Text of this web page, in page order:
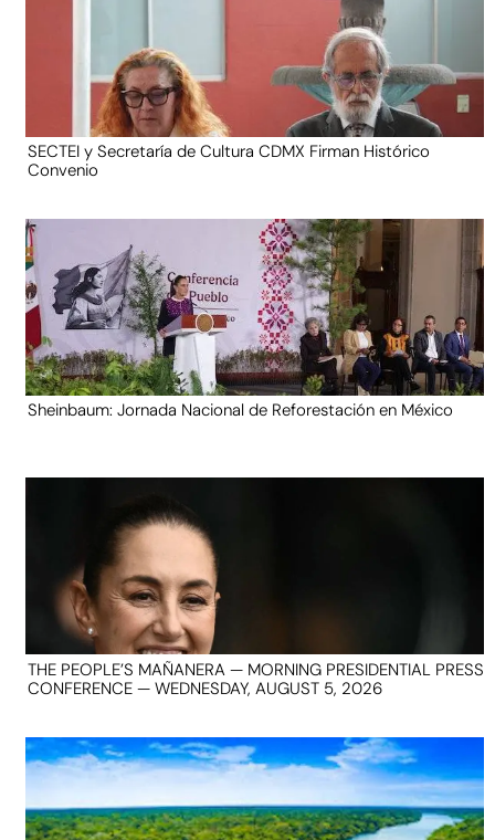
SECTEI y Secretaría de Cultura CDMX Firman Histórico
Convenio
Sheinbaum: Jornada Nacional de Reforestación en México
THE PEOPLE’S MAÑANERA — MORNING PRESIDENTIAL PRESS
CONFERENCE — WEDNESDAY, AUGUST 5, 2026